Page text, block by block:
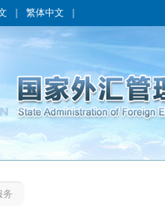
繁体中文
务